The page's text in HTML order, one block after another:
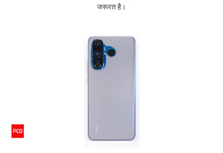
जरूरत है।